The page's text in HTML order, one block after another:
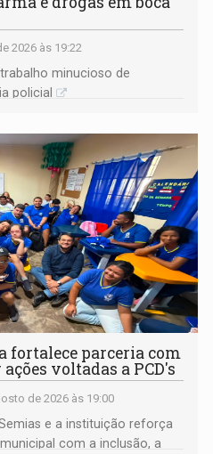
2026 às 19:22
minucioso de
policial
fortalece parceria com
voltadas a PCD's
de 2026 às 19:00
e a instituição reforça
com a inclusão, a